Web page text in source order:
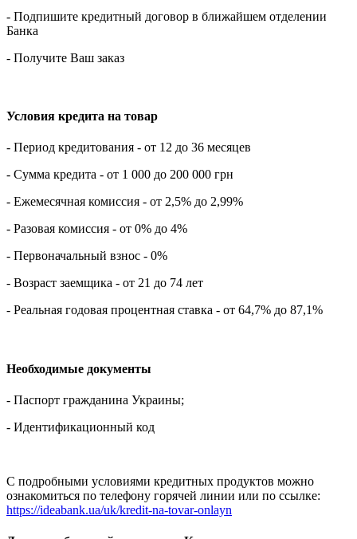
- Подпишите кредитный договор в ближайшем отделении
Банка
- Получите Ваш заказ
Условия кредита на товар
- Период кредитования - от 12 до 36 месяцев
- Сумма кредита - от 1 000 до 200 000 грн
- Ежемесячная комиссия - от 2,5% до 2,99%
- Разовая комиссия - от 0% до 4%
- Первоначальный взнос - 0%
- Возраст заемщика - от 21 до 74 лет
- Реальная годовая процентная ставка - от 64,7% до 87,1%
Необходимые документы
- Паспорт гражданина Украины;
- Идентификационный код
С подробными условиями кредитных продуктов можно
ознакомиться по телефону горячей линии или по ссылке:
https://ideabank.ua/uk/kredit-na-tovar-onlayn